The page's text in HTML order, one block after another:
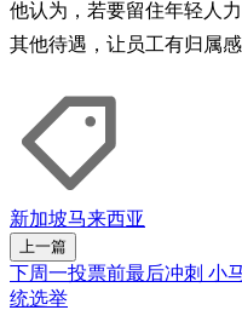
他认为，若要留住年轻人
其他待遇，让员工有归属感
新加坡马来西亚
上一篇
下周一投票前最后冲刺 小
统选举